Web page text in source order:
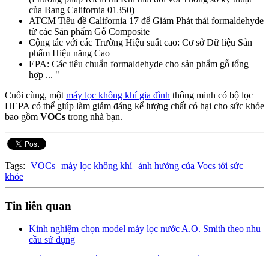
của Bang California 01350)
ATCM Tiêu đề California 17 để Giảm Phát thải formaldehyde
từ các Sản phẩm Gỗ Composite
Cộng tác với các Trường Hiệu suất cao: Cơ sở Dữ liệu Sản
phẩm Hiệu năng Cao
EPA: Các tiêu chuẩn formaldehyde cho sản phẩm gỗ tổng
hợp ... "
Cuối cùng, một máy lọc không khí gia đình thông minh có bộ lọc
HEPA có thể giúp làm giảm đáng kể lượng chất có hại cho sức khỏe
bao gồm VOCs trong nhà bạn.
Tags: VOCs máy lọc không khí ảnh hưởng của Vocs tới sức
khỏe
Tin liên quan
Kinh nghiệm chọn model máy lọc nước A.O. Smith theo nhu
cầu sử dụng